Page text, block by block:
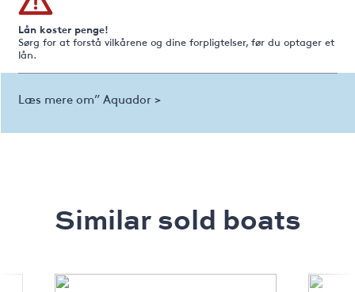
Lån koster penge!
Sørg for at forstå vilkårene og dine forpligtelser, før du optager et
lån.
Læs mere om” Aquador >
Similar sold boats